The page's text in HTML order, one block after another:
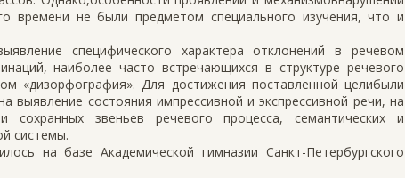
времени не были предметом специального изучения, что и
специфического характера отклонений в речевом
наиболее часто встречающихся в структуре речевого
«дизорфография». Для достижения поставленной целибыли
выявление состояния импрессивной и экспрессивной речи, на
сохранных звеньев речевого процесса, семантических и
системы.
на базе Академической гимназии Санкт-Петербургского